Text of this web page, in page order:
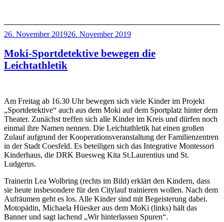
Veröffentlicht
26. November 201926. November 2019
Moki-Sportdetektive bewegen die
Leichtathletik
Am Freitag ab 16.30 Uhr bewegen sich viele Kinder im Projekt
„Sportdetektive“ auch aus dem Moki auf dem Sportplatz hinter dem
Theater. Zunächst treffen sich alle Kinder im Kreis und dürfen noch
einmal ihre Namen nennen. Die Leichtathletik hat einen großen
Zulauf aufgrund der Kooperationsveranstaltung der Familienzentren
in der Stadt Coesfeld. Es beteiligen sich das Integrative Montessori
Kinderhaus, die DRK Buesweg Kita St.Laurentius und St.
Ludgerus.
Trainerin Lea Wolbring (rechts im Bild) erklärt den Kindern, dass
sie heute insbesondere für den Citylauf trainieren wollen. Nach dem
Aufräumen geht es los. Alle Kinder sind mit Begeisterung dabei.
Motopädin, Michaela Hüesker aus dem MoKi (links) hält das
Banner und sagt lachend „Wir hinterlassen Spuren“.